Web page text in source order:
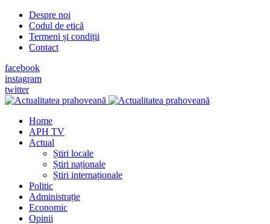
Despre noi
Codul de etică
Termeni și condiții
Contact
facebook
instagram
twitter
Home
APH TV
Actual
Știri locale
Știri naționale
Știri internaționale
Politic
Administrație
Economic
Opinii